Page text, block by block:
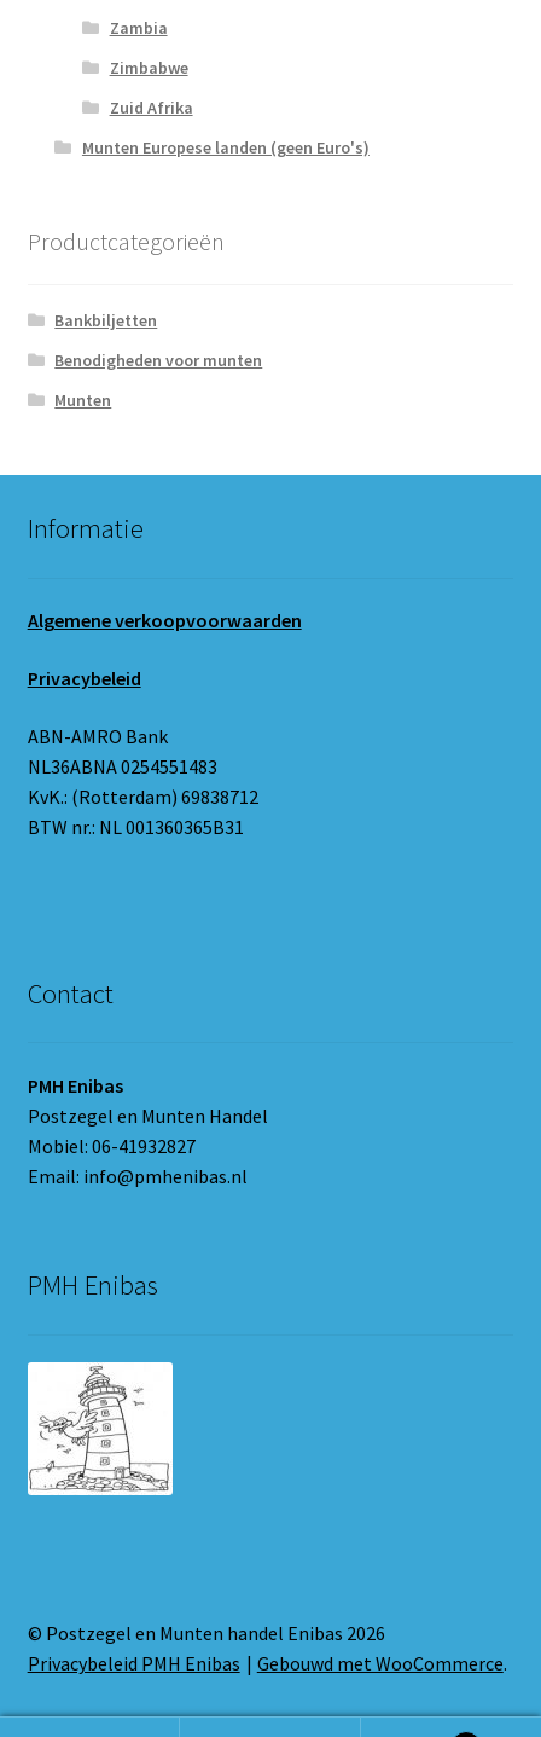
Zambia
Zimbabwe
Zuid Afrika
Munten Europese landen (geen Euro's)
Productcategorieën
Bankbiljetten
Benodigheden voor munten
Munten
Informatie
Algemene verkoopvoorwaarden
Privacybeleid
ABN-AMRO Bank
NL36ABNA 0254551483
KvK.: (Rotterdam) 69838712
BTW nr.: NL 001360365B31
Contact
PMH Enibas
Postzegel en Munten Handel
Mobiel: 06-41932827
Email: info@pmhenibas.nl
PMH Enibas
© Postzegel en Munten handel Enibas 2026
Privacybeleid PMH Enibas
Gebouwd met WooCommerce.